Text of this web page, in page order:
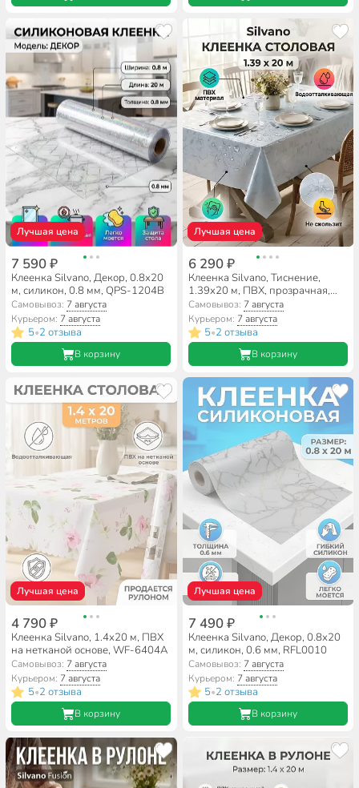
Лучшая цена
7 590 ₽
Клеенка Silvano, Декор, 0.8х20
м, силикон, 0.8 мм, QPS-1204B
Самовывоз: 7 августа
Курьером: 7 августа
5•2 отзыва
В корзину
Лучшая цена
6 290 ₽
Клеенка Silvano, Тиснение,
1.39х20 м, ПВХ, прозрачная,
TC173-001
Самовывоз: 7 августа
Курьером: 7 августа
5•2 отзыва
В корзину
Лучшая цена
4 790 ₽
Клеенка Silvano, 1.4х20 м, ПВХ
на нетканой основе, WF-6404A
Самовывоз: 7 августа
Курьером: 7 августа
5•2 отзыва
В корзину
Лучшая цена
7 490 ₽
Клеенка Silvano, Декор, 0.8х20
м, силикон, 0.6 мм, RFL0010
Самовывоз: 7 августа
Курьером: 7 августа
5•2 отзыва
В корзину